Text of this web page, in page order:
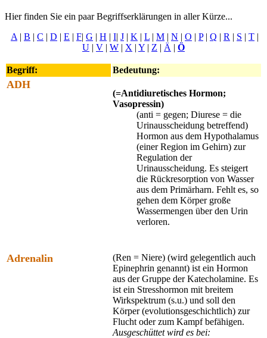
Hier finden Sie ein paar Begriffserklärungen in aller Kürze...
A | B | C | D | E | F| G | H | I| J | K | L | M | N | O | P| Q | R | S | T |
U | V | W | X | Y | Z | Ä | Ö
Begriff: Bedeutung:
ADH
(=Antidiuretisches Hormon;
Vasopressin)
(anti = gegen; Diurese = die
Urinausscheidung betreffend)
Hormon aus dem Hypothalamus
(einer Region im Gehirn) zur
Regulation der
Urinausscheidung. Es steigert
die Rückresorption von Wasser
aus dem Primärharn. Fehlt es, so
gehen dem Körper große
Wassermengen über den Urin
verloren.
Adrenalin
(Ren = Niere) (wird gelegentlich auch
Epinephrin genannt) ist ein Hormon
aus der Gruppe der Katecholamine. Es
ist ein Stresshormon mit breitem
Wirkspektrum (s.u.) und soll den
Körper (evolutionsgeschichtlich) zur
Flucht oder zum Kampf befähigen.
Ausgeschüttet wird es bei: